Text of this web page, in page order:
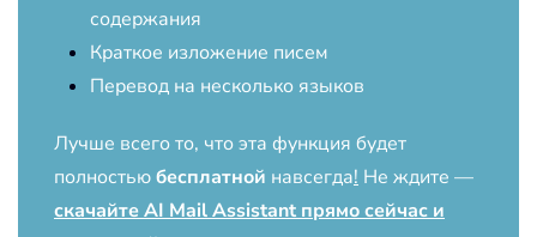
содержания
Краткое изложение писем
Перевод на несколько языков
Лучше всего то, что эта функция будет
полностьюбесплатной навсегда! Не ждите —
скачайте AI Mail Assistant прямо сейчас и